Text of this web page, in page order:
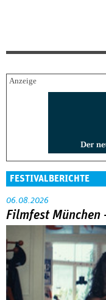
FESTIVALBERICHTE
06.08.2026
Filmfest München